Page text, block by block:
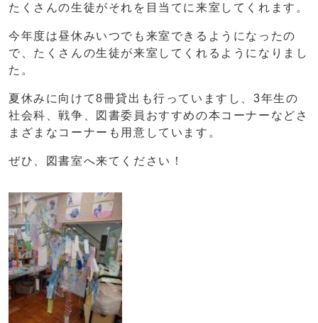
たくさんの生徒がそれを目当てに来室してくれます。
今年度は昼休みいつでも来室できるようになったの
で、たくさんの生徒が来室してくれるようになりまし
た。
夏休みに向けて8冊貸出も行っていますし、3年生の
社会科、戦争、図書委員おすすめの本コーナーなどさ
まざまなコーナーも用意しています。
ぜひ、図書室へ来てください！